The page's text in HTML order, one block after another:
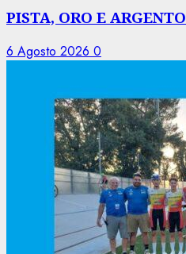
PISTA, ORO E ARGENTO
6 Agosto 2026 0